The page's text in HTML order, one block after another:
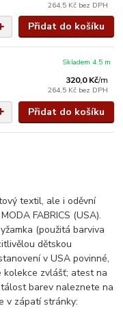
264,5 Kč bez DPH
Přidat do košíku
320,0 Kč/m
264,5 Kč bez DPH
Skladem 4.5 m
Přidat do košíku
textil, ale i oděvní
FABRICS (USA).
(použitá barviva
dětskou
v USA povinné,
kolekce zvlášť; atest na
barev naleznete na
v zápatí stránky: